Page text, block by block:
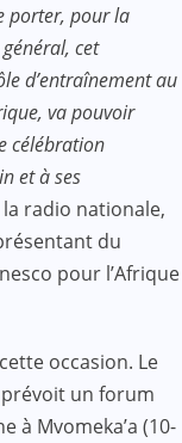
porter, pour la
cet
d’entraînement au
va pouvoir
célébration
et à ses
la radio nationale,
du
pour l’Afrique
occasion. Le
un forum
à Mvomeka’a (10-